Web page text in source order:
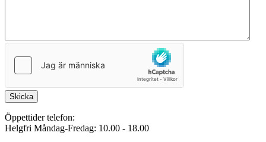
Skicka
Öppettider telefon:
Helgfri Måndag-Fredag: 10.00 - 18.00